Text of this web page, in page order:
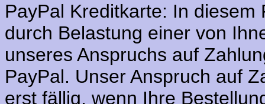
PayPal Kreditkarte: In
durch Belastung einer von
unseres Anspruchs auf
PayPal. Unser Anspruch auf
erst fällig, wenn Ihre